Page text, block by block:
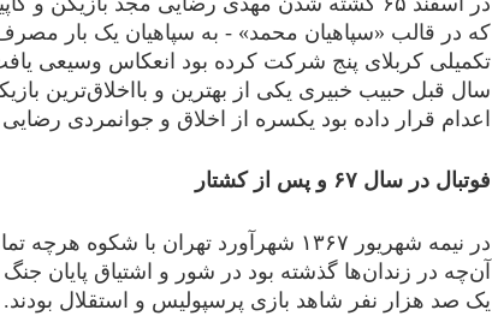
که در قالب «سپاهیان محمد» - به سپاهیان یک بار
تکمیلی کربلای پنج شرکت کرده بود انعکاس وسیعی
سال قبل حبیب‌ خبیری یکی از بهترین و با‌اخلاق‌ترین
اعدام قرار داده بود یکسره از اخلاق و جوانمردی
فوتبال در سال ۶۷ و پس از کشتار
در نیمه شهریور ۱۳۶۷ شهرآورد تهران با
آن‌چه در زندان‌ها گذشته بود در شور و اشتیاق پایان جنگ
یک صد هزار نفر شاهد بازی پرسپولیس و استقلال